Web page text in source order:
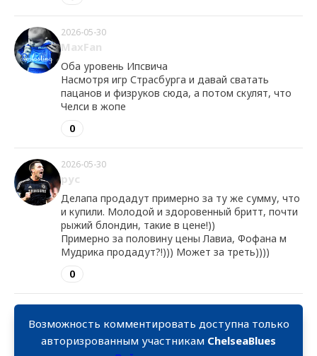
2026-05-30
MaxFan
Оба уровень Ипсвича
Насмотря игр Страсбурга и давай сватать
пацанов и физруков сюда, а потом скулят, что
Челси в жопе
0
2026-05-30
рус
Делапа продадут примерно за ту же сумму, что
и купили. Молодой и здоровенный бритт, почти
рыжий блондин, такие в цене!))
Примерно за половину цены Лавиа, Фофана м
Мудрика продадут?!))) Может за треть))))
0
Возможность комментировать доступна только
авторизрованным участникам ChelseaBlues